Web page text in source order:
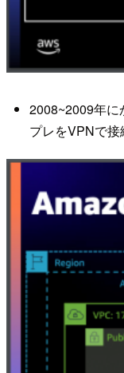
2008~2009年
プレをVPNで接